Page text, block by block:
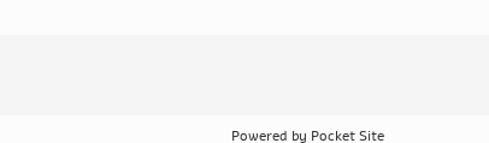
Powered by Pocket Site